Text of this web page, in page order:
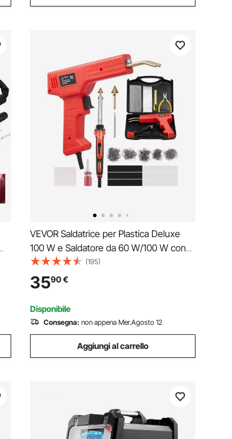
VEVOR Saldatrice per Plastica Deluxe
100 W e Saldatore da 60 W/100 W con
1000 Pezzi di 4 Tipi di Punti Caldi, Kit per
Saldatura a Punti Metallici Caldi e 60
Aste per Paraurti Auto Kayak, Giocattoli
(195)
3590€
Disponibile
Consegna: non appena Mer.Agosto 12
Aggiungi al carrello